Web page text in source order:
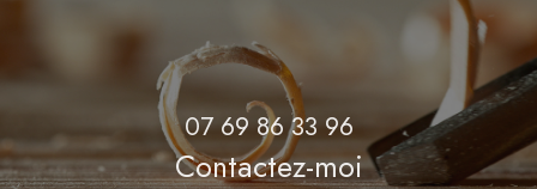
07 69 86 33 96
Contactez-moi